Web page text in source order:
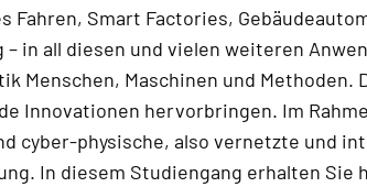
Fahren, Smart Factories,
in all diesen und vielen weiteren
Menschen, Maschinen und Methoden.
Innovationen hervorbringen. Im
cyber-physische, also vernetzte und
In diesem Studiengang erhalten Sie